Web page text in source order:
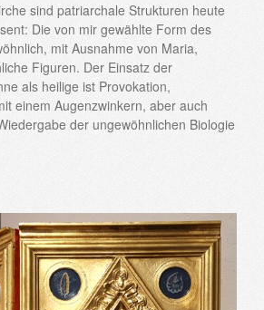
sind patriarchale Strukturen heute
Die von mir gewählte Form des
mit Ausnahme von Maria,
Figuren. Der Einsatz der
als heilige ist Provokation,
einem Augenzwinkern, aber auch
der ungewöhnlichen Biologie